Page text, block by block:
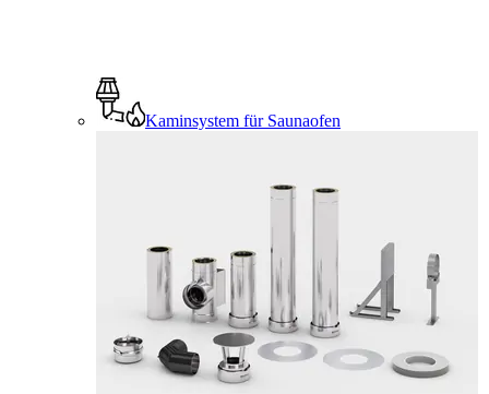
Kaminsystem für Saunaofen